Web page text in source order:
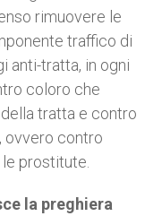
rimuovere le
traffico di
anti-tratta, in ogni
coloro che
tratta e contro
ovvero contro
prostitute.
la preghiera